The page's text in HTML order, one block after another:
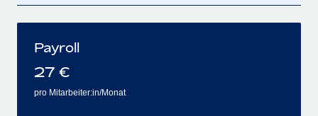
Payroll
27 €
pro Mitarbeiter:in/Monat